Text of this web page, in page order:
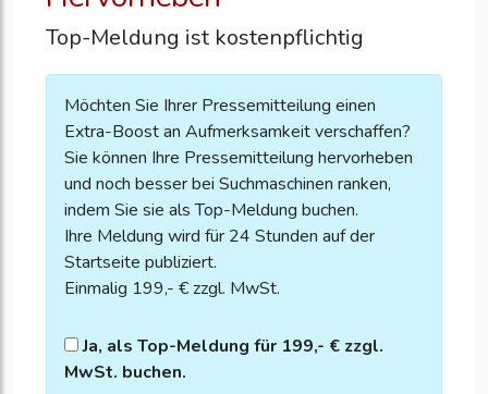
Top-Meldung ist kostenpflichtig
Möchten Sie Ihrer Pressemitteilung einen
Extra-Boost an Aufmerksamkeit verschaffen?
Sie können Ihre Pressemitteilung hervorheben
und noch besser bei Suchmaschinen ranken,
indem Sie sie als Top-Meldung buchen.
Ihre Meldung wird für 24 Stunden auf der
Startseite publiziert.
Einmalig 199,- € zzgl. MwSt.
Ja, als Top-Meldung für 199,- € zzgl.
MwSt. buchen.